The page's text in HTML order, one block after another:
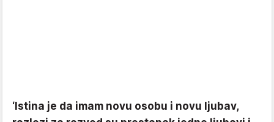
‘Istina je da imam novu osobu i novu ljubav,